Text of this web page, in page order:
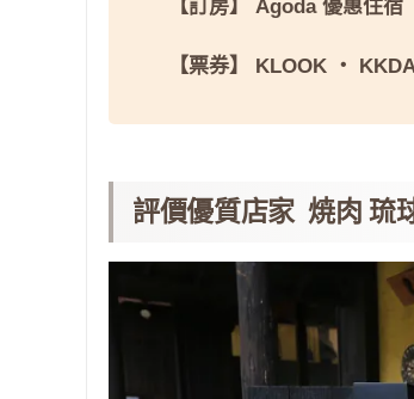
【訂房】 Agoda 優惠住宿
【票券】 KLOOK ・
評價優質店家 焼肉 琉